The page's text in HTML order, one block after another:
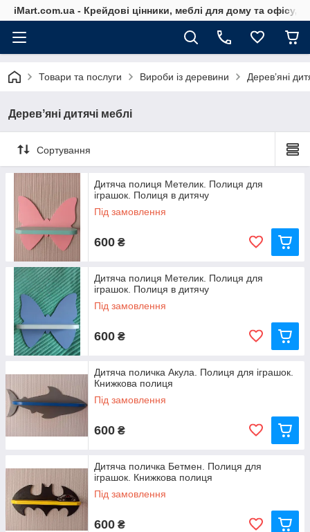
iMart.com.ua - Крейдові цінники, меблі для дому та офісу,
Товари та послуги Вироби із деревини Деревʼяні
Деревʼяні дитячі меблі
Сортування
Дитяча полиця Метелик. Полиця для
іграшок. Полиця в дитячу
Під замовлення
600 ₴
Дитяча полиця Метелик. Полиця для
іграшок. Полиця в дитячу
Під замовлення
600 ₴
Дитяча поличка Акула. Полиця для іграшок.
Книжкова полиця
Під замовлення
600 ₴
Дитяча поличка Бетмен. Полиця для
іграшок. Книжкова полиця
Під замовлення
600 ₴